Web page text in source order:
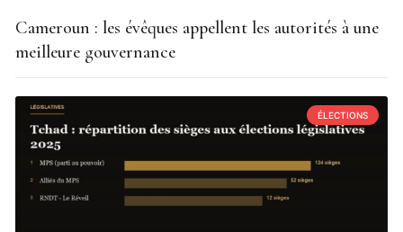
Cameroun : les évêques appellent les autorités à une
meilleure gouvernance
ÉLECTIONS